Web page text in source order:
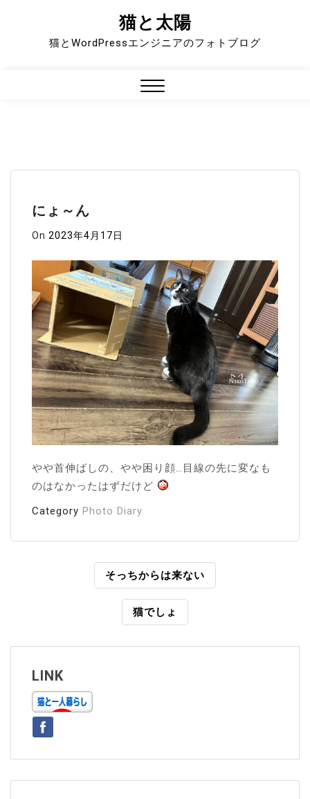
猫と太陽
猫とWordPressエンジニアのフォトブログ
にょ～ん
On 2023年4月17日
やや首伸ばしの、やや困り顔…目線の先に変なも
のはなかったはずだけど
Category Photo Diary
ビ
ゲ
ー
シ
ョ
ン
そっちからは来ない
猫でしょ
LINK